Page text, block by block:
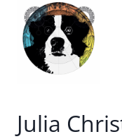
Inhalt
springen
Julia